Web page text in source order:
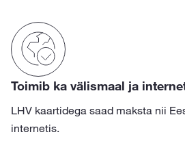
Toimib ka välismaal ja
LHV kaartidega saad maksta nii
internetis.